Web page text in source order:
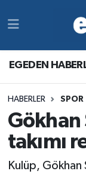
EGEDEN
HABERLER SPOR
Gökhan
takımı
Kulüp, Gökhan
MAGAZİN
RESMİ
YAŞAM
MAGAZİN
Tüm
Son